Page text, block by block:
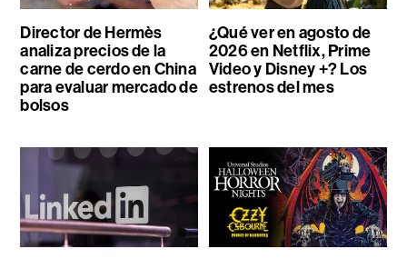
Director de Hermès
analiza precios de la
carne de cerdo en China
para evaluar mercado de
bolsos
¿Qué ver en agosto de
2026 en Netflix, Prime
Video y Disney +? Los
estrenos del mes